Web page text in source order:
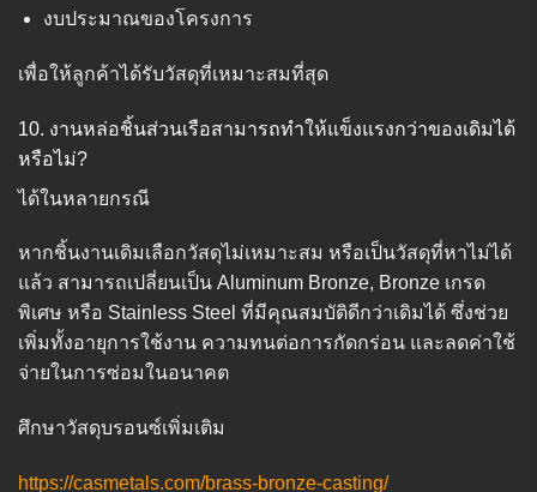
งบประมาณของโครงการ
เพื่อให้ลูกค้าได้รับวัสดุที่เหมาะสมที่สุด
10. งานหล่อชิ้นส่วนเรือสามารถทำให้แข็งแรงกว่าของเดิมได้
หรือไม่?
ได้ในหลายกรณี
หากชิ้นงานเดิมเลือกวัสดุไม่เหมาะสม หรือเป็นวัสดุที่หาไม่ได้
แล้ว สามารถเปลี่ยนเป็น Aluminum Bronze, Bronze เกรด
พิเศษ หรือ Stainless Steel ที่มีคุณสมบัติดีกว่าเดิมได้ ซึ่งช่วย
เพิ่มทั้งอายุการใช้งาน ความทนต่อการกัดกร่อน และลดค่าใช้
จ่ายในการซ่อมในอนาคต
ศึกษาวัสดุบรอนซ์เพิ่มเติม
https://casmetals.com/brass-bronze-casting/